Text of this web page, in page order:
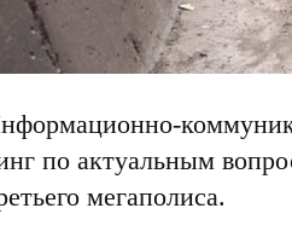
по актуальным
мегаполиса.